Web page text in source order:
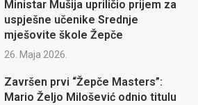
Ministar Mušija upriličio prijem za
uspješne učenike Srednje
mješovite škole Žepče
26. Maja 2026.
Završen prvi “Žepče Masters”:
Mario Željo Milošević odnio titulu